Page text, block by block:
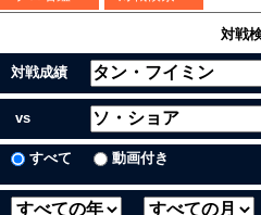
対戦
対戦成績
vs
すべて 動画付き